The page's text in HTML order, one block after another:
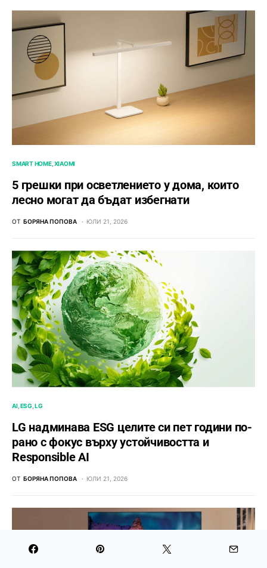
SMART HOME XIAOMI
5 грешки при осветлението у дома, които
лесно могат да бъдат избегнати
ОТ БОРЯНА ПОПОВА ЮЛИ 21, 2026
AI ESG LG
LG надминава ESG целите си пет години по-
рано с фокус върху устойчивостта и
Responsible AI
ОТ БОРЯНА ПОПОВА ЮЛИ 21, 2026